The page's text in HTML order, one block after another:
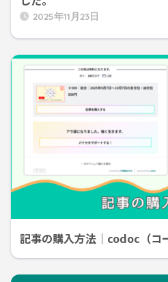
2025年11月23日
記事の購入方法｜codoc（コ